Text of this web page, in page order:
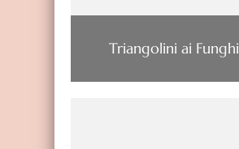
Triangolini ai Funghi